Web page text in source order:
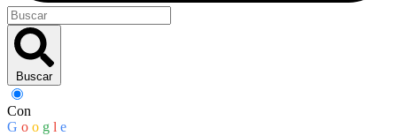
Buscar
Con
G o o g l e